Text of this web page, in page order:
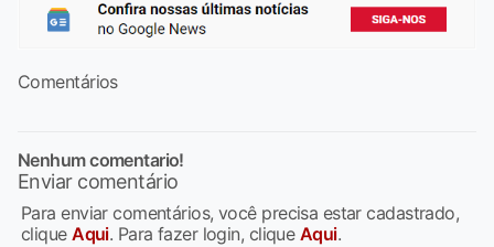
Comentários
Nenhum comentario!
Enviar comentário
Para enviar comentários, você precisa estar cadastrado,
cliqueAqui. Para fazer login, clique Aqui.